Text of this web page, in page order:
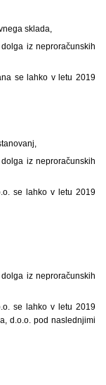
sklada,
iz neproračunskih
se lahko v letu 2019
iz neproračunskih
se lahko v letu 2019
iz neproračunskih
se lahko v letu 2019
d.o.o. pod naslednjimi